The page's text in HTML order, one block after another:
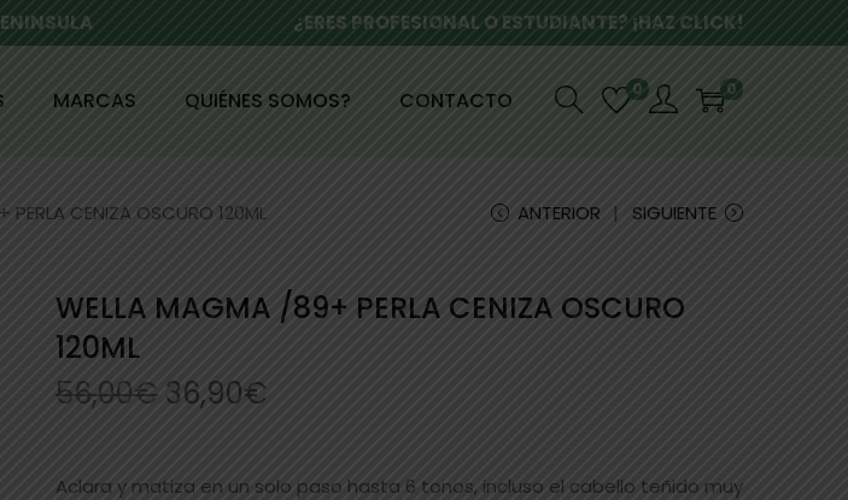
¿ERES PROFESIONAL O ESTUDIANTE? ¡HAZ CLICK!
MARCAS QUIÉNES SOMOS? CONTACTO 0 0
PERLA CENIZA OSCURO 120ML ANTERIOR SIGUIENTE
WELLA MAGMA /89+ PERLA CENIZA OSCURO
120ML
56,00€ 36,90€
Aclara y matiza en un solo paso hasta 6 tonos, incluso el cabello teñido muy